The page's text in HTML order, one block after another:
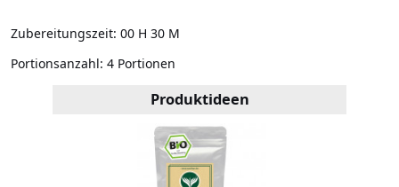
Zubereitungszeit: 00 H 30 M
Portionsanzahl: 4 Portionen
Produktideen